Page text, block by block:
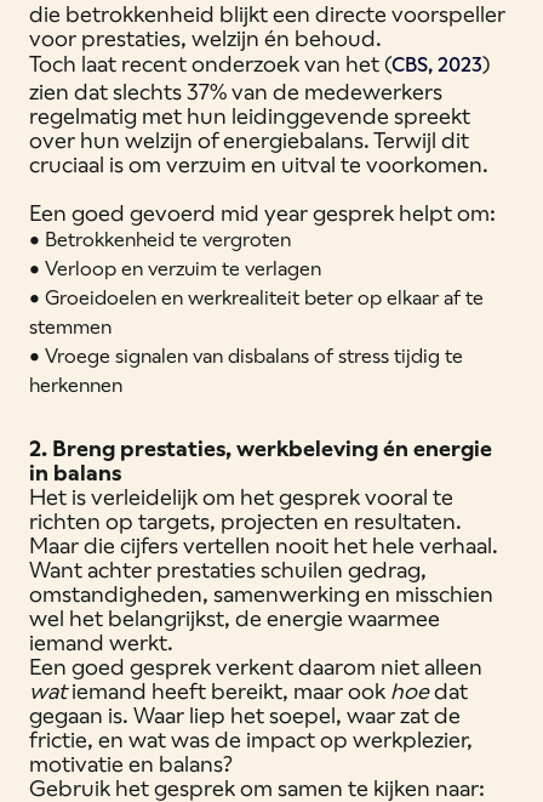
die betrokkenheid blijkt een directe voorspeller
voor prestaties, welzijn én behoud.
Toch laat recent onderzoek van het (CBS, 2023)
zien dat slechts 37% van de medewerkers
regelmatig met hun leidinggevende spreekt
over hun welzijn of energiebalans. Terwijl dit
cruciaal is om verzuim en uitval te voorkomen.
Een goed gevoerd mid year gesprek helpt om:
• Betrokkenheid te vergroten
• Verloop en verzuim te verlagen
• Groeidoelen en werkrealiteit beter op elkaar af te
stemmen
• Vroege signalen van disbalans of stress tijdig te
herkennen
2. Breng prestaties, werkbeleving én energie
in balans
Het is verleidelijk om het gesprek vooral te
richten op targets, projecten en resultaten.
Maar die cijfers vertellen nooit het hele verhaal.
Want achter prestaties schuilen gedrag,
omstandigheden, samenwerking en misschien
wel het belangrijkst, de energie waarmee
iemand werkt.
Een goed gesprek verkent daarom niet alleen
watiemand heeft bereikt, maar ook hoedat
gegaan is. Waar liep het soepel, waar zat de
frictie, en wat was de impact op werkplezier,
motivatie en balans?
Gebruik het gesprek om samen te kijken naar: